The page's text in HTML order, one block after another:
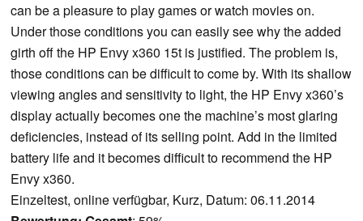
can be a pleasure to play games or watch movies on.
Under those conditions you can easily see why the added
girth off the HP Envy x360 15t is justified. The problem is,
those conditions can be difficult to come by. With its shallow
viewing angles and sensitivity to light, the HP Envy x360’s
display actually becomes one the machine’s most glaring
deficiencies, instead of its selling point. Add in the limited
battery life and it becomes difficult to recommend the HP
Envy x360.
Einzeltest, online verfügbar, Kurz, Datum: 06.11.2014